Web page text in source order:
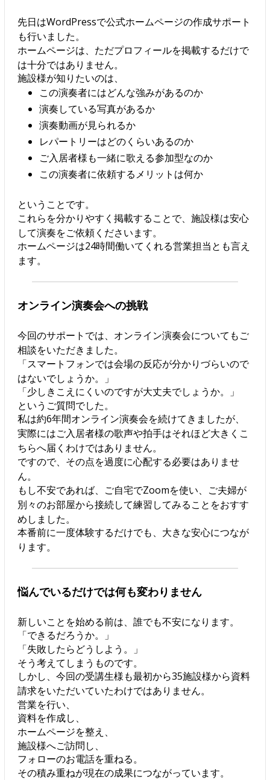
先日はWordPressで公式ホームページの作成サポート
も行いました。
ホームページは、ただプロフィールを掲載するだけで
は十分ではありません。
施設様が知りたいのは、
この演奏者にはどんな強みがあるのか
演奏している写真があるか
演奏動画が見られるか
レパートリーはどのくらいあるのか
ご入居者様も一緒に歌える参加型なのか
この演奏者に依頼するメリットは何か
ということです。
これらを分かりやすく掲載することで、施設様は安心
して演奏をご依頼くださいます。
ホームページは24時間働いてくれる営業担当とも言え
ます。
オンライン演奏会への挑戦
今回のサポートでは、オンライン演奏会についてもご
相談をいただきました。
「スマートフォンでは会場の反応が分かりづらいので
はないでしょうか。」
「少しきこえにくいのですが大丈夫でしょうか。」
というご質問でした。
私は約6年間オンライン演奏会を続けてきましたが、
実際にはご入居者様の歌声や拍手はそれほど大きくこ
ちらへ届くわけではありません。
ですので、その点を過度に心配する必要はありませ
ん。
もし不安であれば、ご自宅でZoomを使い、ご夫婦が
別々のお部屋から接続して練習してみることをおすす
めしました。
本番前に一度体験するだけでも、大きな安心につなが
ります。
悩んでいるだけでは何も変わりません
新しいことを始める前は、誰でも不安になります。
「できるだろうか。」
「失敗したらどうしよう。」
そう考えてしまうものです。
しかし、今回の受講生様も最初から35施設様から資料
請求をいただいていたわけではありません。
営業を行い、
資料を作成し、
ホームページを整え、
施設様へご訪問し、
フォローのお電話を重ねる。
その積み重ねが現在の成果につながっています。